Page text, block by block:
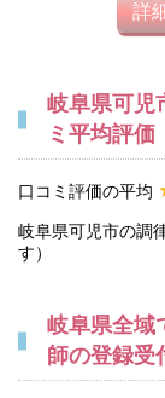
詳
岐阜県可児
ミ平均評価
口コミ評価の平均
岐阜県可児市の調
す）
岐阜県全域
師の登録受